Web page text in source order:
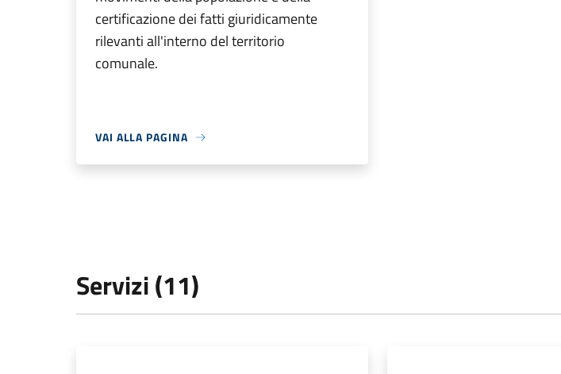
certificazione dei fatti giuridicamente
rilevanti all'interno del territorio
comunale.
VAI ALLA PAGINA
Servizi (11)